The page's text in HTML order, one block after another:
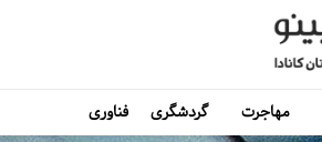
مهاجرت گردشگری فناوری